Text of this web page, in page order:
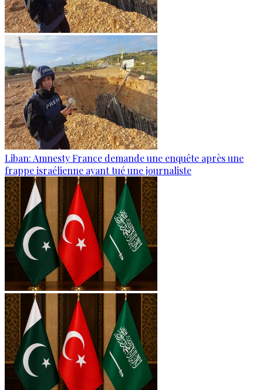
Liban: Amnesty France demande une enquête après une
frappe israélienne ayant tué une journaliste